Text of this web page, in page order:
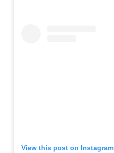
View this post on Instagram